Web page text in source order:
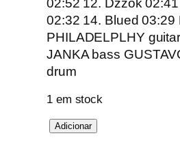
02:52 12. Dzzok
02:32 14. Blued 03:29
PHILADELPLHY
JANKA bass
drum
1 em stock
QAdicionar